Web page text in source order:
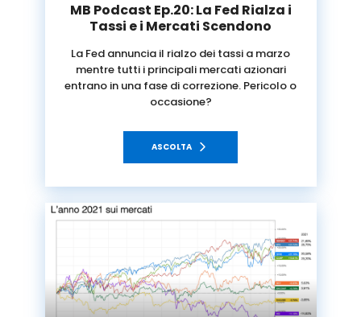
MB Podcast Ep.20: La Fed Rialza i
Tassi e i Mercati Scendono
La Fed annuncia il rialzo dei tassi a marzo
mentre tutti i principali mercati azionari
entrano in una fase di correzione. Pericolo o
occasione?
ASCOLTA